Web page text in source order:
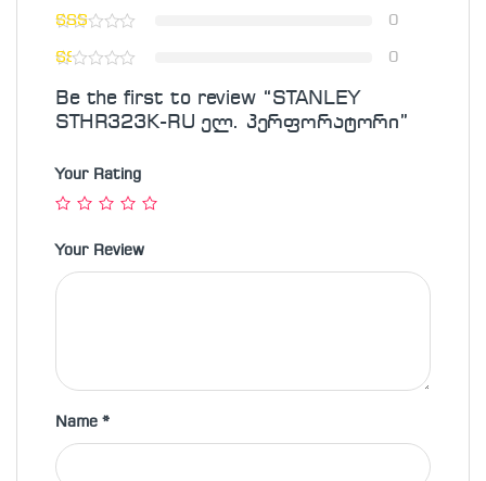
0
0
Be the first to review “STANLEY
STHR323K-RU ელ. პერფორატორი”
Your Rating
Your Review
Name*